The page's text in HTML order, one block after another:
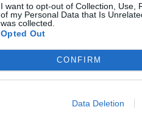
I want to opt-out of Collection, Use,
of my Personal Data that Is
was collected.
Opted Out
CONFIRM
Data Deletion